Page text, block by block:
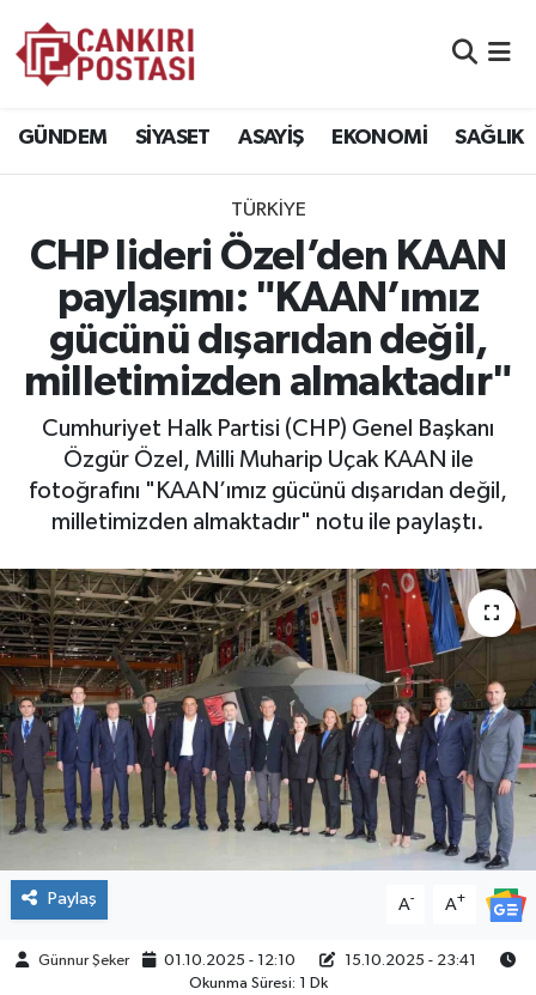
GÜNDEM SİYASET ASAYİŞ EKONOMİ SAĞLIK
TÜRKİYE
CHP lideri Özel’den KAAN
paylaşımı: "KAAN’ımız
gücünü dışarıdan değil,
milletimizden almaktadır"
Cumhuriyet Halk Partisi (CHP) Genel Başkanı
Özgür Özel, Milli Muharip Uçak KAAN ile
fotoğrafını "KAAN’ımız gücünü dışarıdan değil,
milletimizden almaktadır" notu ile paylaştı.
Paylaş A- A+
Günnur Şeker 01.10.2025 - 12:10
15.10.2025 - 23:41
Okunma Süresi: 1 Dk
EKONOMİ
SAĞLIK
SPOR
EĞİTİM
YAŞAM
ÇEVRE
İLÇELER
RESMİ İLANLAR
KÜLTÜR
TURİZM
MAGAZİN
Trafik Durumu
Süper Lig Puan Durumu ve Fikstür
Tüm Manşetler
Son Dakika Haberleri
Haber Arşivi